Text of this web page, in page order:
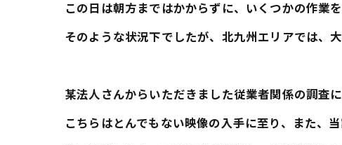
この日は朝方まではかからずに、いくつかの作業を
そのような状況下でしたが、北九州エリアでは、
某法人さんからいただきました従業者関係の調査
こちらはとんでもない映像の入手に至り、また、